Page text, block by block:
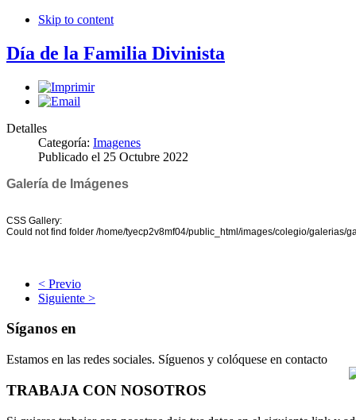
Skip to content
Día de la Familia Divinista
Detalles
Categoría: Imagenes
Publicado el 25 Octubre 2022
Galería de Imágenes
CSS Gallery:
Could not find folder /home/tyecp2v8mf04/public_html/images/colegio/galerias/
< Previo
Siguiente >
Síganos en
Estamos en las redes sociales. Síguenos y colóquese en contacto
TRABAJA CON NOSOTROS